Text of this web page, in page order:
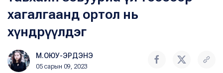
хагалгаанд ортол нь
хүндрүүлдэг
М.ОЮУ-ЭРДЭНЭ
05 сарын 09, 2023